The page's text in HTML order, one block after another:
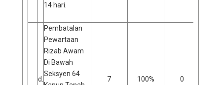
14 hari.
d.
Pembatalan
Pewartaan
Rizab Awam
Di Bawah
Seksyen 64
7 100% 0